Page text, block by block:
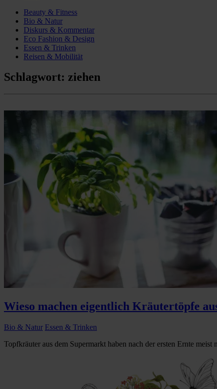
Beauty & Fitness
Bio & Natur
Diskurs & Kommentar
Eco Fashion & Design
Essen & Trinken
Reisen & Mobilität
Schlagwort: ziehen
Wieso machen eigentlich Kräutertöpfe
Bio & Natur Essen & Trinken
Topfkräuter aus dem Supermarkt haben nach der ersten Ernte